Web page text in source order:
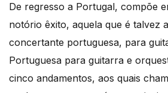
De regresso a Portugal, compõe
notório êxito, aquela que é talvez
concertante portuguesa, para
Portuguesa para guitarra e
cinco andamentos, aos quais